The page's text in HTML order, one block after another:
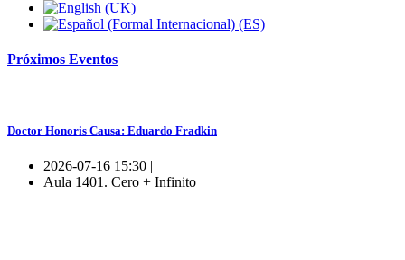
Próximos Eventos
Doctor Honoris Causa: Eduardo Fradkin
2026-07-16 15:30 |
Aula 1401. Cero + Infinito